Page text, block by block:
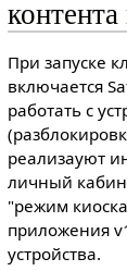
При запуске
включается
работать с
реализауют
личный
"режим
приложения
устройства.